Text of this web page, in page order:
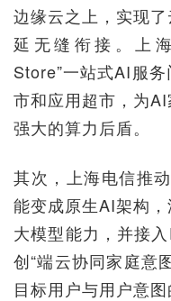
边缘云之上，实现
延无缝衔接。上
Store”一站式AI服
市和应用超市，为
强大的算力后盾。
其次，上海电信推
能变成原生AI架构
大模型能力，并接
创“端云协同家庭意
目标用户与用户意